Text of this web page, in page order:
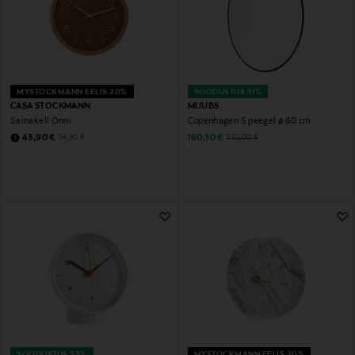
MYSTOCKMANN EELIS 20%
CASA STOCKMANN
Seinakell Onni
Discounted Price
43,90 € Original Price
54,90 €
SOODUSTUS 31%
MUUBS
Copenhagen S peegel ø 80 cm
Discounted Price
160,30 € Original Price
232,00 €